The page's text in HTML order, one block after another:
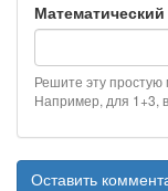
Решите эту простую
Например, для 1+3,
Оставить